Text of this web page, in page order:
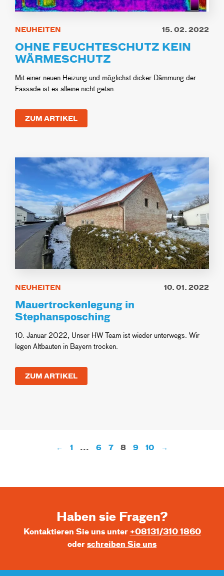
NEUHEITEN 15. 02. 2022
OHNE FEUCHTESCHUTZ KEIN
WÄRMESCHUTZ
Mit einer neuen Heizung und möglichst dicker Dämmung der
Fassade ist es alleine nicht getan.
ZUM ARTIKEL
NEUHEITEN 10. 01. 2022
Mauertrockenlegung in
Stephansposching
10. Januar 2022, Unser HW Team ist wieder unterwegs. Wir
legen Altbauten in Bayern trocken.
ZUM ARTIKEL
← 1 ... 6 7 8 9 10 →
Haben sie Fragen?
Kontaktieren Sie uns unter +08131/310 1860
oderschreiben Sie uns